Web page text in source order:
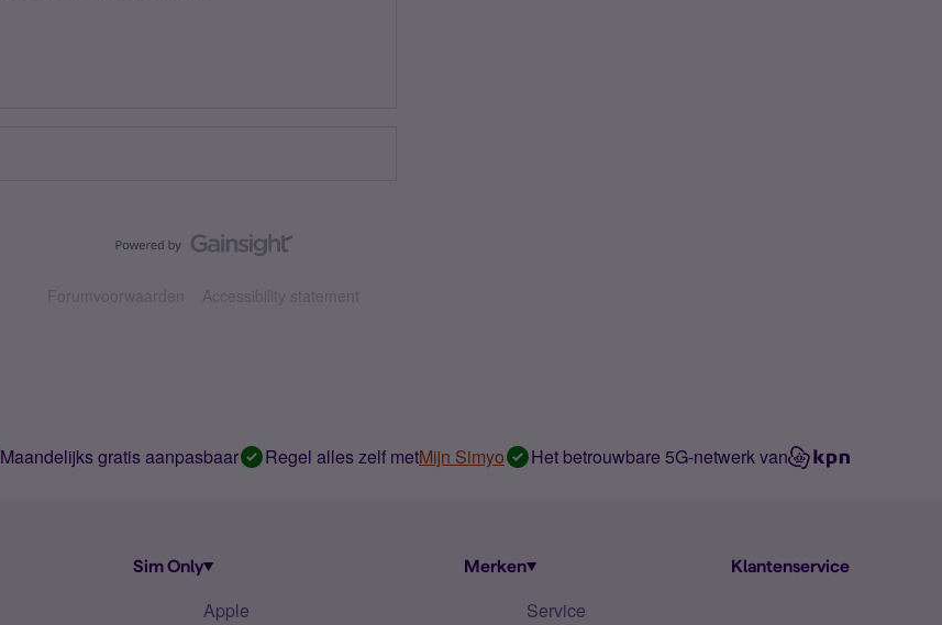
Forumvoorwaarden Accessibility statement
Maandelijks gratis aanpasbaar Regel alles zelf metMijn Simyo Het betrouwbare 5G-netwerk van
Sim Only Merken
Apple
Klantenservice
Service